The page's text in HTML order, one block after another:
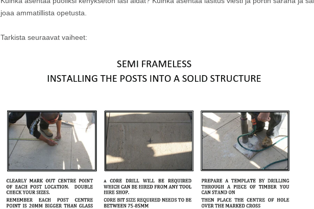
joaa ammatillista opetusta.
Tarkista seuraavat vaiheet: